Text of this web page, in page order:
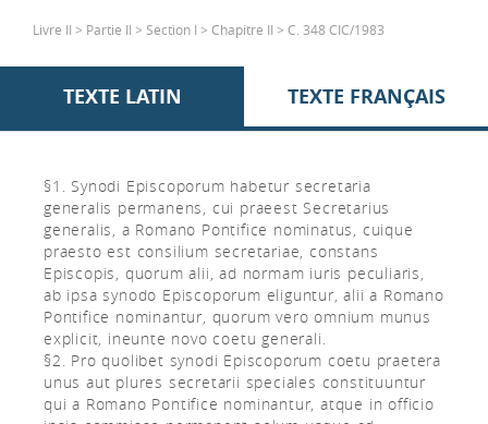
Livre II > Partie II > Section I > Chapitre II > C. 348 CIC/1983
TEXTE LATIN TEXTE FRANÇAIS
§1. Synodi Episcoporum habetur secretaria
generalis permanens, cui praeest Secretarius
generalis, a Romano Pontifice nominatus, cuique
praesto est consilium secretariae, constans
Episcopis, quorum alii, ad normam iuris peculiaris,
ab ipsa synodo Episcoporum eliguntur, alii a Romano
Pontifice nominantur, quorum vero omnium munus
explicit, ineunte novo coetu generali.
§2. Pro quolibet synodi Episcoporum coetu praetera
unus aut plures secretarii speciales constituuntur
qui a Romano Pontifice nominantur, atque in officio